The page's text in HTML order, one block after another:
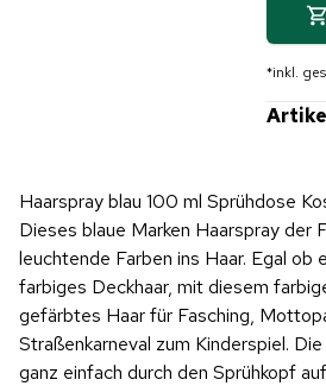
*inkl.
Haarspray blau 100 ml Sprühdose
Dieses blaue Marken Haarspray der
leuchtende Farben ins Haar. Egal ob
farbiges Deckhaar, mit diesem
gefärbtes Haar für Fasching,
Straßenkarneval zum Kinderspiel.
ganz einfach durch den Sprühkopf